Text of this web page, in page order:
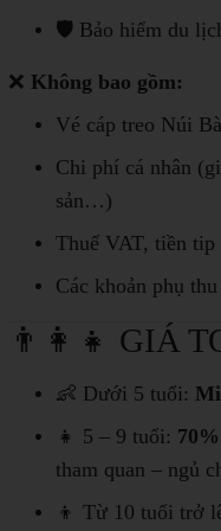
🛡️ Bảo hiểm du
❌ Không bao gồm:
Vé cáp treo Núi
Chi phí cá nhân
sản…)
Thuế VAT, tiền
Các khoản phụ
👨‍👩‍👧 GIÁ
👶 Dưới 5 tuổi:
👧 5 – 9 tuổi:
tham quan – ngủ
👦 Từ 10 tuổi trở